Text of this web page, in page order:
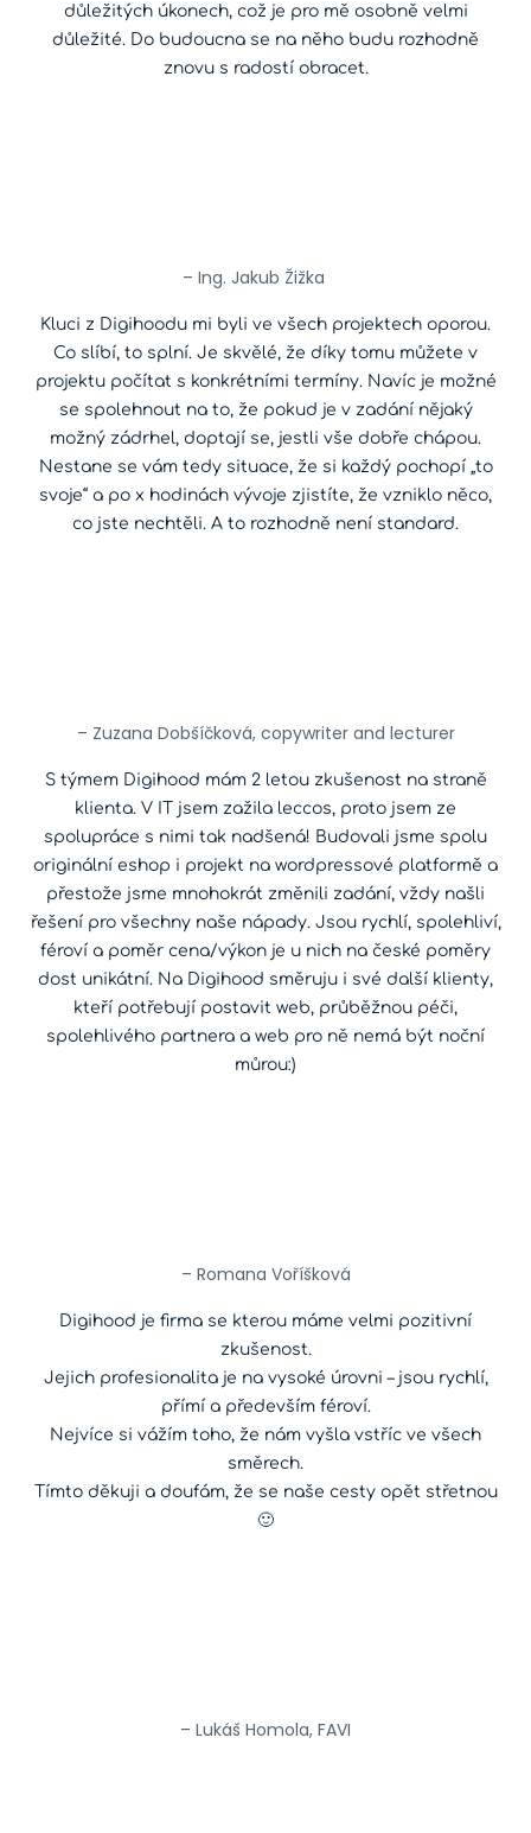
důležitých úkonech, což je pro mě osobně velmi
důležité. Do budoucna se na něho budu rozhodně
znovu s radostí obracet.
– Ing. Jakub Žižka
Kluci z Digihoodu mi byli ve všech projektech oporou.
Co slíbí, to splní. Je skvělé, že díky tomu můžete v
projektu počítat s konkrétními termíny. Navíc je možné
se spolehnout na to, že pokud je v zadání nějaký
možný zádrhel, doptají se, jestli vše dobře chápou.
Nestane se vám tedy situace, že si každý pochopí „to
svoje“ a po x hodinách vývoje zjistíte, že vzniklo něco,
co jste nechtěli. A to rozhodně není standard.
– Zuzana Dobšíčková, copywriter and lecturer
S týmem Digihood mám 2 letou zkušenost na straně
klienta. V IT jsem zažila leccos, proto jsem ze
spolupráce s nimi tak nadšená! Budovali jsme spolu
originální eshop i projekt na wordpressové platformě a
přestože jsme mnohokrát změnili zadání, vždy našli
řešení pro všechny naše nápady. Jsou rychlí, spolehliví,
féroví a poměr cena/výkon je u nich na české poměry
dost unikátní. Na Digihood směruju i své další klienty,
kteří potřebují postavit web, průběžnou péči,
spolehlivého partnera a web pro ně nemá být noční
můrou:)
– Romana Voříšková
Digihood je firma se kterou máme velmi pozitivní
zkušenost.
Jejich profesionalita je na vysoké úrovni – jsou rychlí,
přímí a především féroví.
Nejvíce si vážím toho, že nám vyšla vstříc ve všech
směrech.
Tímto děkuji a doufám, že se naše cesty opět střetnou
🙂
– Lukáš Homola, FAVI